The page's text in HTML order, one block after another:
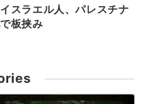
スラエル人、パレスチナ
板挟み